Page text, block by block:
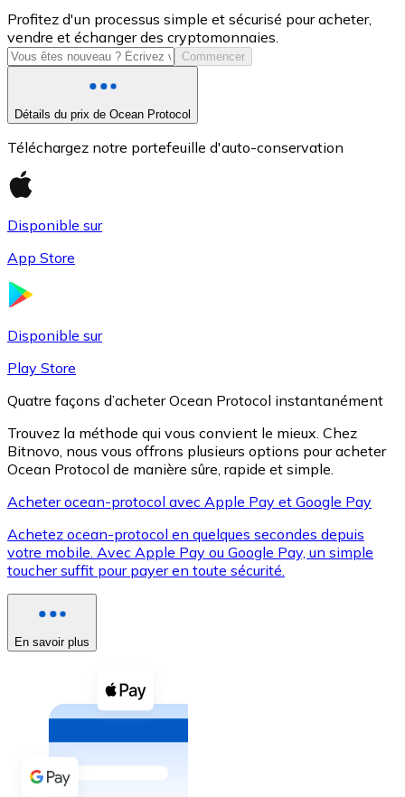
USD Coin
USDC
XRP
XRP
Voir toutes
Coupons crypto
Achetez des cryptomonnaies en espèces et d'autres
Acheter avec espèces
Virement SEPA
Profitez d'un processus simple et sécurisé pour acheter,
vendre et échanger des cryptomonnaies.
Commencer
Détails du prix de Ocean Protocol
Téléchargez notre portefeuille d'auto-conservation
Disponible sur
App Store
Disponible sur
Play Store
Quatre façons d’acheter Ocean Protocol instantanément
Trouvez la méthode qui vous convient le mieux. Chez
Bitnovo, nous vous offrons plusieurs options pour acheter
Ocean Protocol de manière sûre, rapide et simple.
Acheter ocean-protocol avec Apple Pay et Google Pay
Achetez ocean-protocol en quelques secondes depuis
votre mobile. Avec Apple Pay ou Google Pay, un simple
toucher suffit pour payer en toute sécurité.
En savoir plus